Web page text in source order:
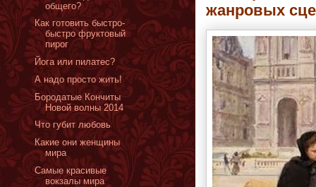
жанровых
общего?
Как готовить быстро-
быстро фруктовый
пирог
Йога или пилатес?
А надо просто жить!
Бородатые Кончиты
Новой волны 2014
Что губит любовь
Какие они женщины
мира
Самые красивые
вокзалы мира